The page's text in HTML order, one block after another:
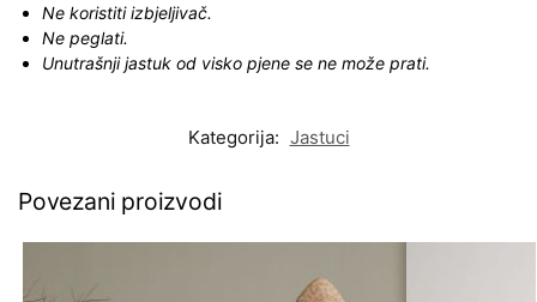
Ne koristiti izbjeljivač.
Ne peglati.
Unutrašnji jastuk od visko pjene se ne može prati.
Kategorija: Jastuci
Povezani proizvodi